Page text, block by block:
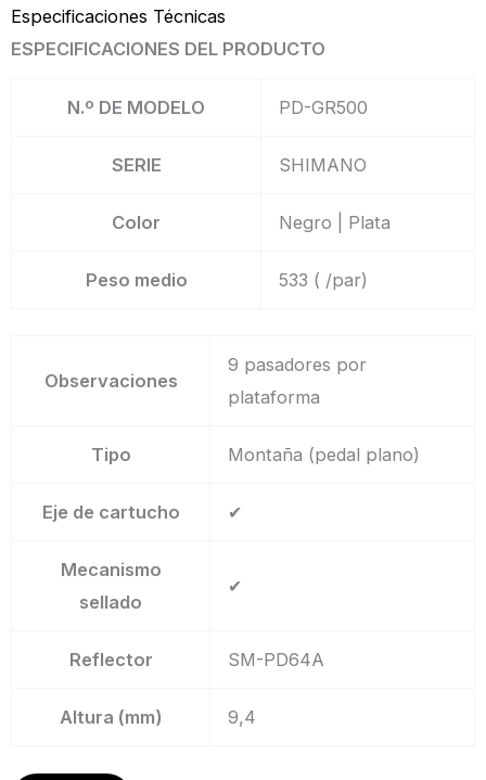
Especificaciones Técnicas
ESPECIFICACIONES DEL PRODUCTO
N.º DE MODELO PD-GR500
SERIE SHIMANO
Color Negro | Plata
Peso medio 533 ( /par)
Observaciones
9 pasadores por
plataforma
Tipo Montaña (pedal plano)
Eje de cartucho ✔
Mecanismo
sellado
✔
Reflector SM-PD64A
Altura (mm) 9,4